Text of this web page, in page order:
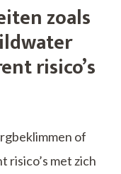
zoals
risico’s
of
met zich